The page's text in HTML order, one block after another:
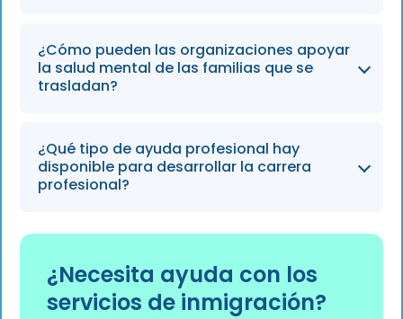
Sí, Estonia ofrece el programa «Re-Invent
Yourself», cuyo objetivo específico es ayudar
a las parejas de expatriados a integrarse con
¿Cómo pueden las organizaciones apoyar
la salud mental de las familias que se
trasladan?
En 2026, se anima a las empresas a ofrecer
servicios accesibles, como terapia, y a
mantener un diálogo abierto para normalizar
¿Qué tipo de ayuda profesional hay
disponible para desarrollar la carrera
profesional?
Las organizaciones pueden ofrecer servicios
de revisión de currículos, prácticas para
preparar entrevistas y oportunidades de
empleo con el fin de ayudar a sus socios a
¿Necesita ayuda con los
servicios de inmigración?